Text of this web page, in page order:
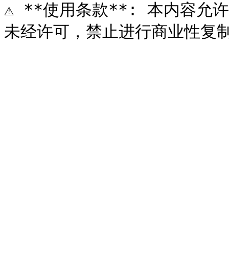
⚠️ **使用条款**: 本内容允